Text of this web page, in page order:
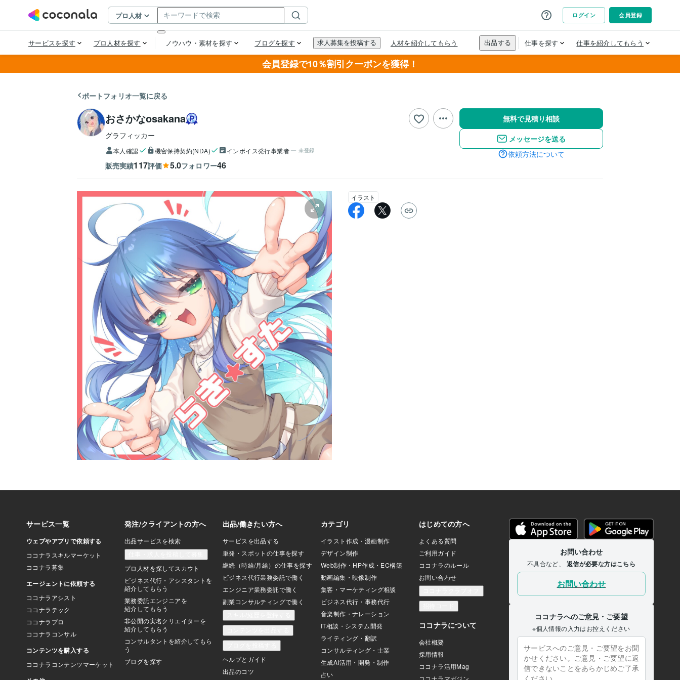
会員登録で10％割引クーポンを獲得！
ポートフォリオ一覧に戻る
おさかなosakana
グラフィッカー
本人確認 機密保持契約(NDA) インボイス発行事業者 未登録
販売実績117評価 5.0フォロワー46
無料で見積り相談
メッセージを送る
依頼方法について
イラスト